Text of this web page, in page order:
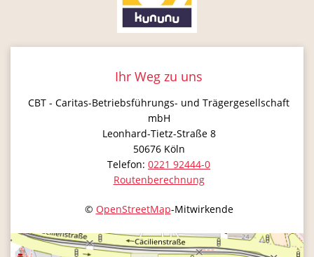
Ihr Weg zu uns
CBT - Caritas-Betriebsführungs- und Trägergesellschaft
mbH
Leonhard-Tietz-Straße 8
50676 Köln
Telefon: 0221 92444-0
Routenberechnung
© OpenStreetMap-Mitwirkende